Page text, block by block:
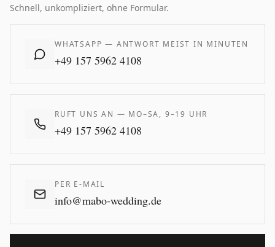
Schnell, unkompliziert, ohne Formular.
WHATSAPP — ANTWORT MEIST IN MINUTEN
+49 157 5962 4108
RUFT UNS AN — MO–SA, 9–19 UHR
+49 157 5962 4108
PER E-MAIL
info@mabo-wedding.de